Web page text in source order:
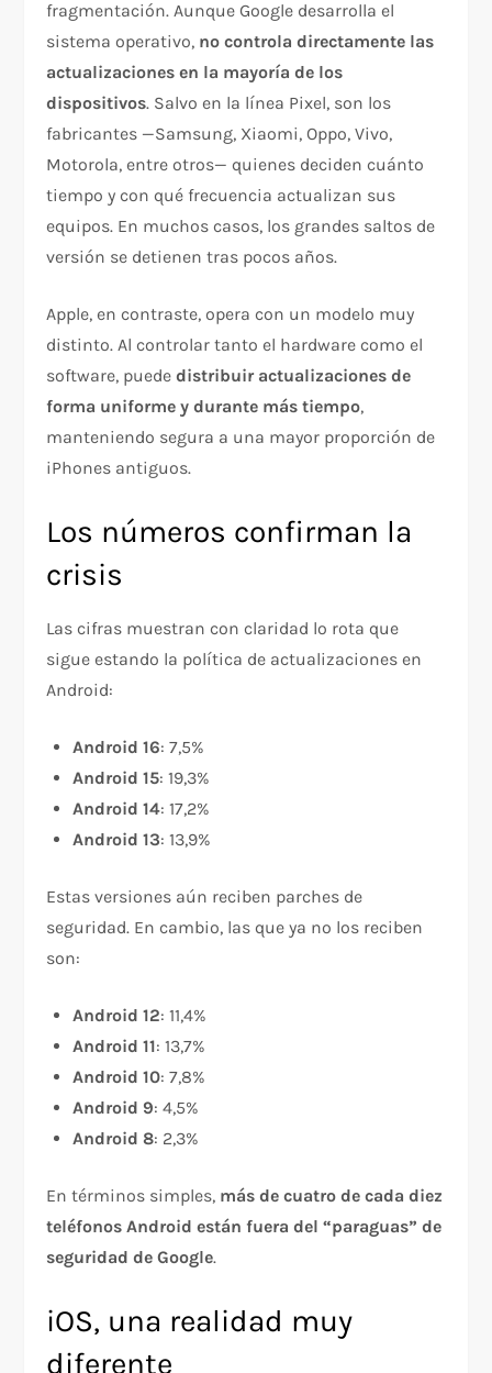
fragmentación. Aunque Google desarrolla el
sistema operativo, no controla directamente las
actualizaciones en la mayoría de los
dispositivos. Salvo en la línea Pixel, son los
fabricantes —Samsung, Xiaomi, Oppo, Vivo,
Motorola, entre otros— quienes deciden cuánto
tiempo y con qué frecuencia actualizan sus
equipos. En muchos casos, los grandes saltos de
versión se detienen tras pocos años.
Apple, en contraste, opera con un modelo muy
distinto. Al controlar tanto el hardware como el
software, puededistribuir actualizaciones de
forma uniforme y durante más tiempo,
manteniendo segura a una mayor proporción de
iPhones antiguos.
Los números confirman la
crisis
Las cifras muestran con claridad lo rota que
sigue estando la política de actualizaciones en
Android:
Android 16: 7,5%
Android 15: 19,3%
Android 14: 17,2%
Android 13: 13,9%
Estas versiones aún reciben parches de
seguridad. En cambio, las que ya no los reciben
son:
Android 12: 11,4%
Android 11: 13,7%
Android 10: 7,8%
Android 9: 4,5%
Android 8: 2,3%
En términos simples, más de cuatro de cada diez
teléfonos Android están fuera del “paraguas” de
seguridad de Google.
iOS, una realidad muy
diferente